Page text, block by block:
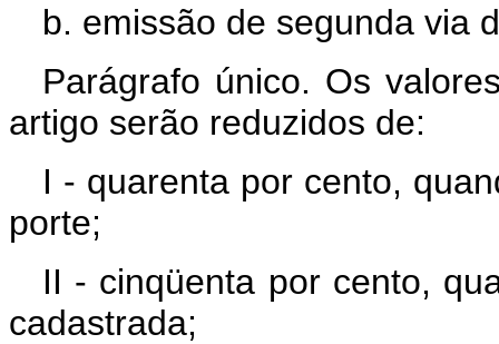
b. emissão de segunda via
Parágrafo único. Os
artigo serão reduzidos de:
I - quarenta por cento,
porte;
II - cinqüenta por cento,
cadastrada;